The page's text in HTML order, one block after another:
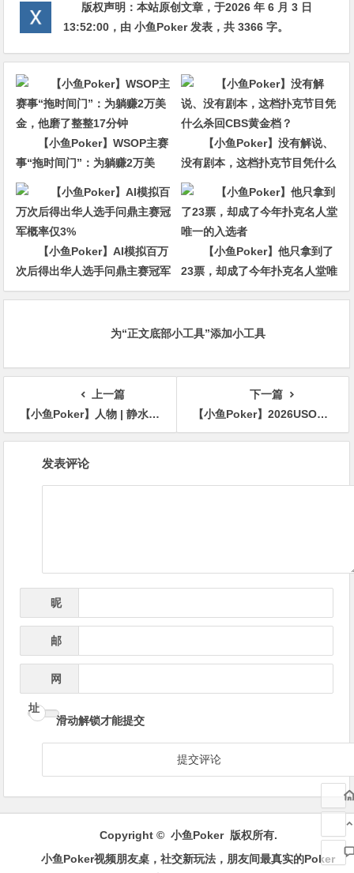
版权声明：本站原创文章，于2026 年 6 月 3 日
13:52:00 ，由小鱼Poker发表，共 3366 字。
【小鱼Poker】WSOP主赛
事“拖时间门”：为躺赚2万美
金，他磨了整整17分钟
【小鱼Poker】没有解说、
没有剧本，这档扑克节目凭什么
杀回CBS黄金档？
【小鱼Poker】AI模拟百万
次后得出华人选手问鼎主赛冠军
概率仅3%
【小鱼Poker】他只拿到了
23票，却成了今年扑克名人堂唯
一的入选者
为“正文底部小工具”添加小工具
上一篇
【小鱼Poker】人物 | 静水流深，一击致命：属于王阳的扑克修行与十二年沉潜
下一篇
【小鱼Poker】2026USOP下龙湾站圆满结束！巾帼不让须眉，越南女将Thi Minh Hong Pham问鼎USOP下龙湾主赛，国人选手多线绽放揽获多项荣耀！
发表评论
昵
邮
网
址
滑动解锁才能提交
Copyright © 小鱼Poker版权所有.
小鱼Poker视频朋友桌，社交新玩法，朋友间最真实的Poker